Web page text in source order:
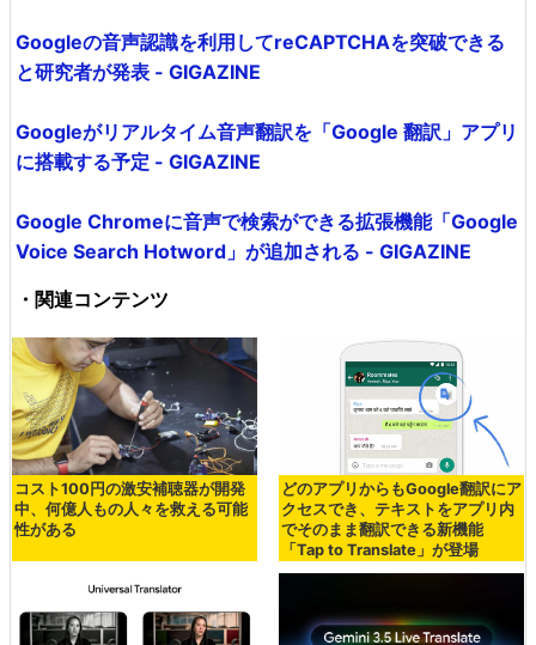
Googleの音声認識エンジンを使って音声ファイルから文
「複数の音が混ざった音声から特定の1人の声だけを抜き
GIGAZINE
と研究者が発表 - GIGAZINE
Googleがリアルタイム音声翻訳を「Google 翻訳」アプリ
に搭載する予定 - GIGAZINE
Google Chromeに音声で検索ができる拡張機能「Google
Voice Search Hotword」が追加される - GIGAZINE
・関連コンテンツ